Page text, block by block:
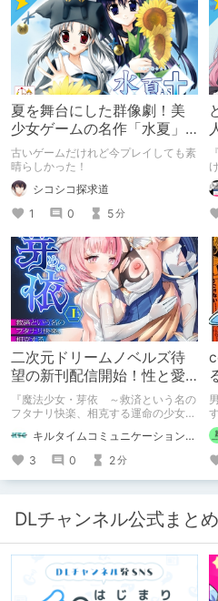
夏を舞台にした群像劇！美
少女ゲームの名作「水夏」
を今こそ！
古いゲームだけれど今プレイしても素
晴らしかった！
シコシコ探求道
1
0 5分
め
二次元ドリームノベルズ待
望の新刊配信開始！性と愛
が渦巻く、ファンタジー官
能小説開幕！
『魔法少女・芽依 ～救済という名の
フタナリ快楽、相克する運命の少女た
ト：鳩春 一気に上・下巻が同時配
信！
キルタイムコミュニケーション（KTC）の作品を一人でも多くの人に知ってほしい人
3
0 2分
DLチャンネル公式まとめ